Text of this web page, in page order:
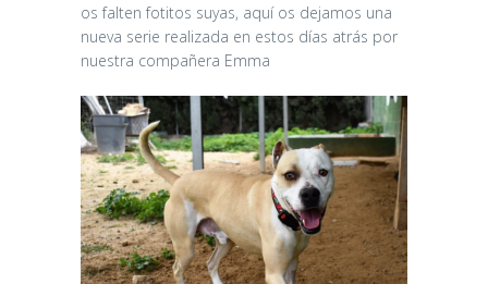
os falten fotitos suyas, aquí os dejamos una
nueva serie realizada en estos días atrás por
nuestra compañera Emma